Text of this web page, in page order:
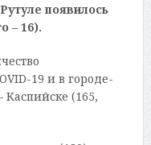
появилось
– 16).
19 и в городе-
Каспийске (165,